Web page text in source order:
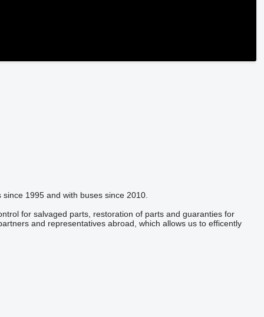
1995 and with buses since 2010.
for salvaged parts, restoration of parts and guaranties for
and representatives abroad, which allows us to efficently